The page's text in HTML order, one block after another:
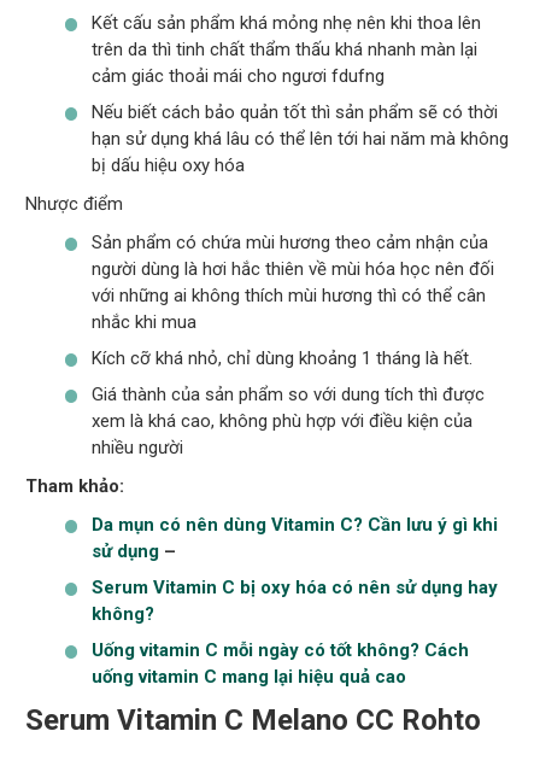
Kết cấu sản phẩm khá mỏng nhẹ nên khi thoa lên
trên da thì tinh chất thẩm thấu khá nhanh màn lại
cảm giác thoải mái cho ngươi fdufng
Nếu biết cách bảo quản tốt thì sản phẩm sẽ có thời
hạn sử dụng khá lâu có thể lên tới hai năm mà không
bị dấu hiệu oxy hóa
Nhược điểm
Sản phẩm có chứa mùi hương theo cảm nhận của
người dùng là hơi hắc thiên về mùi hóa học nên đối
với những ai không thích mùi hương thì có thể cân
nhắc khi mua
Kích cỡ khá nhỏ, chỉ dùng khoảng 1 tháng là hết.
Giá thành của sản phẩm so với dung tích thì được
xem là khá cao, không phù hợp với điều kiện của
nhiều người
Tham khảo:
Da mụn có nên dùng Vitamin C? Cần lưu ý gì khi
sử dụng –
Serum Vitamin C bị oxy hóa có nên sử dụng hay
không?
Uống vitamin C mỗi ngày có tốt không? Cách
uống vitamin C mang lại hiệu quả cao
Serum Vitamin C Melano CC Rohto